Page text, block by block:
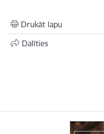
Drukāt lapu
Dalīties